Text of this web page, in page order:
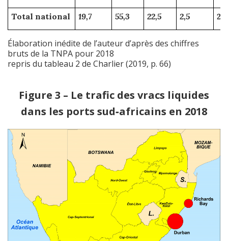
Total national 19,7 55,3 22,5 2,5
Élaboration inédite de l’auteur d’après des chiffres
bruts de la TNPA pour 2018
repris du tableau 2 de Charlier (2019, p. 66)
Figure 3 – Le trafic des vracs liquides
dans les ports sud‑africains en 2018